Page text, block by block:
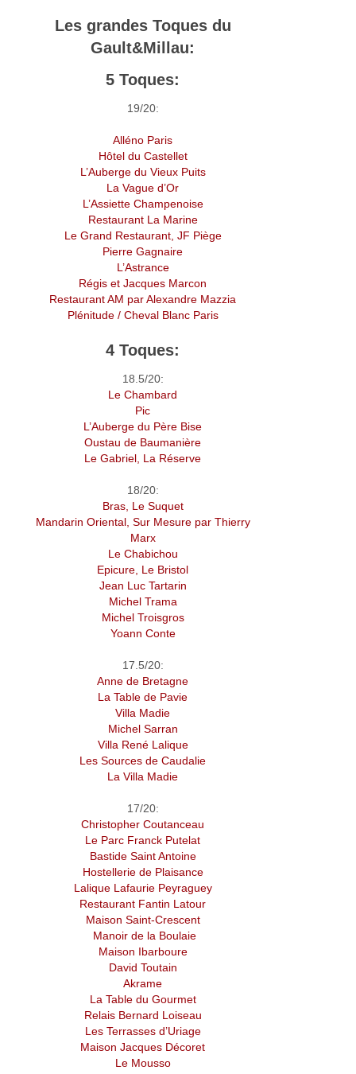
Les grandes Toques du
Gault&Millau:
5 Toques:
19/20:
Alléno Paris
Hôtel du Castellet
L’Auberge du Vieux Puits
La Vague d’Or
L’Assiette Champenoise
Restaurant La Marine
Le Grand Restaurant, JF Piège
Pierre Gagnaire
L’Astrance
Régis et Jacques Marcon
Restaurant AM par Alexandre Mazzia
Plénitude / Cheval Blanc Paris
4 Toques:
18.5/20:
Le Chambard
Pic
L’Auberge du Père Bise
Oustau de Baumanière
Le Gabriel, La Réserve
18/20:
Bras, Le Suquet
Mandarin Oriental, Sur Mesure par Thierry
Marx
Le Chabichou
Epicure, Le Bristol
Jean Luc Tartarin
Michel Trama
Michel Troisgros
Yoann Conte
17.5/20:
Anne de Bretagne
La Table de Pavie
Villa Madie
Michel Sarran
Villa René Lalique
Les Sources de Caudalie
La Villa Madie
17/20:
Christopher Coutanceau
Le Parc Franck Putelat
Bastide Saint Antoine
Hostellerie de Plaisance
Lalique Lafaurie Peyraguey
Restaurant Fantin Latour
Maison Saint-Crescent
Manoir de la Boulaie
Maison Ibarboure
David Toutain
Akrame
La Table du Gourmet
Relais Bernard Loiseau
Les Terrasses d’Uriage
Maison Jacques Décoret
Le Mousso